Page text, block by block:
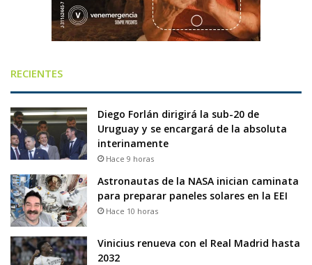
RECIENTES
Diego Forlán dirigirá la sub-20 de
Uruguay y se encargará de la absoluta
interinamente
Hace 9 horas
Astronautas de la NASA inician caminata
para preparar paneles solares en la EEI
Hace 10 horas
Vinicius renueva con el Real Madrid hasta
2032